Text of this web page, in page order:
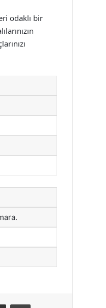
odaklı bir
E-Posta ile paylaş Yazdır